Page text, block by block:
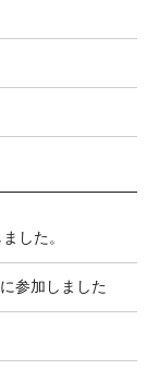
した。
参加しました